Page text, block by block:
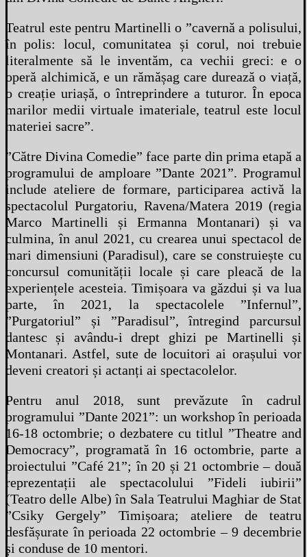
Teatrul este pentru Martinelli o ”cavernă a polisului,
în polis: locul, comunitatea și corul, noi trebuie
literalmente să le inventăm, ca vechii greci: e o
operă alchimică, e un rămășag care durează o viață,
o creație uriașă, o întreprindere a tuturor. În epoca
marilor medii virtuale imateriale, teatrul este locul
materiei sacre”.
”Către Divina Comedie” face parte din prima etapă a
programului de amploare ”Dante 2021”. Programul
include ateliere de formare, participarea activă la
spectacolul Purgatoriu, Ravena/Matera 2019 (regia
Marco Martinelli și Ermanna Montanari) și va
culmina, în anul 2021, cu crearea unui spectacol de
mari dimensiuni (Paradisul), care se construiește cu
concursul comunității locale și care pleacă de la
experiențele acesteia. Timișoara va găzdui și va lua
parte, în 2021, la spectacolele ”Infernul”,
”Purgatoriul” și ”Paradisul”, întregind parcursul
dantesc și avându-i drept ghizi pe Martinelli și
Montanari. Astfel, sute de locuitori ai orașului vor
deveni creatori și actanți ai spectacolelor.
Pentru anul 2018, sunt prevăzute în cadrul
programului ”Dante 2021”: un workshop în perioada
16-18 octombrie; o dezbatere cu titlul ”Theatre and
Democracy”, programată în 16 octombrie, parte a
proiectului ”Café 21”; în 20 și 21 octombrie – două
reprezentații ale spectacolului ”Fideli iubirii”
(Teatro delle Albe) în Sala Teatrului Maghiar de Stat
”Csiky Gergely” Timișoara; ateliere de teatru
desfășurate în perioada 22 octombrie – 9 decembrie
și conduse de 10 mentori.